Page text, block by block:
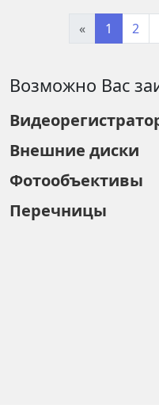
« 1 2
Возможно Вас
Внешние диски
Фотообъективы
Перечницы